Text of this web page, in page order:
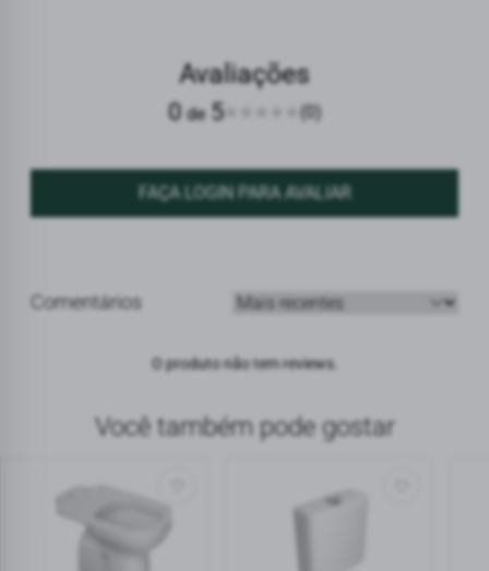
Avaliações
0de5 (0)
FAÇA LOGIN PARA AVALIAR
Comentários
Ordenar avaliações
O produto não tem reviews.
Você também pode gostar